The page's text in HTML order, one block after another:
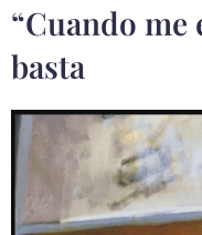
“Cuando
basta